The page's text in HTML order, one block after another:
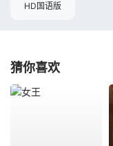
HD国语版
猜你喜欢